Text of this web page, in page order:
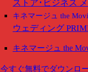
ストア･ビジネス
キネマージュ the
ウェディング
キネマージュ the
今すぐ無料でダウンロ